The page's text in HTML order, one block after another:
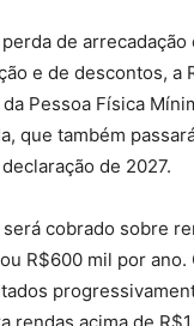
de arrecadação
e de descontos, a
Pessoa Física
que também
de 2027.
cobrado sobre
R$600 mil por
rendas acima de